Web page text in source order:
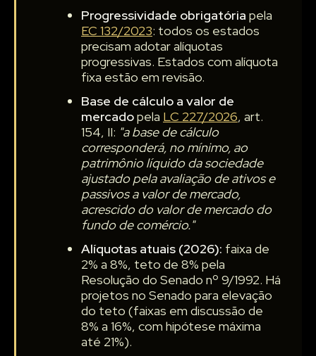
Progressividade obrigatória pela
EC 132/2023: todos os estados
precisam adotar alíquotas
progressivas. Estados com alíquota
fixa estão em revisão.
Base de cálculo a valor de
mercadopela LC 227/2026, art.
154, II: "a base de cálculo
corresponderá, no mínimo, ao
patrimônio líquido da sociedade
ajustado pela avaliação de ativos e
passivos a valor de mercado,
acrescido do valor de mercado do
fundo de comércio."
Alíquotas atuais (2026): faixa de
2% a 8%, teto de 8% pela
Resolução do Senado nº 9/1992. Há
projetos no Senado para elevação
do teto (faixas em discussão de
8% a 16%, com hipótese máxima
até 21%).